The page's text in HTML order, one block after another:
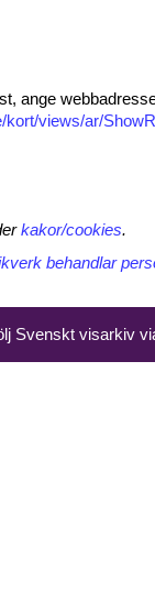
ange
kort/views/ar/
kakor/cookies.
behandlar
Svenskt visarkiv